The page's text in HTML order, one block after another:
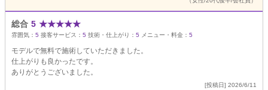
総合 5 ★★★★★
雰囲気： 5 接客サービス： 5 技術・仕上がり： 5 メニュー・料金： 5
モデルで無料で施術していただきました。
仕上がりも良かったです。
ありがとうございました。
[投稿日] 2026/6/11